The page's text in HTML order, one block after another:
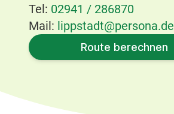
Tel: 02941 / 286870
Mail: lippstadt@persona.de
Route berechnen